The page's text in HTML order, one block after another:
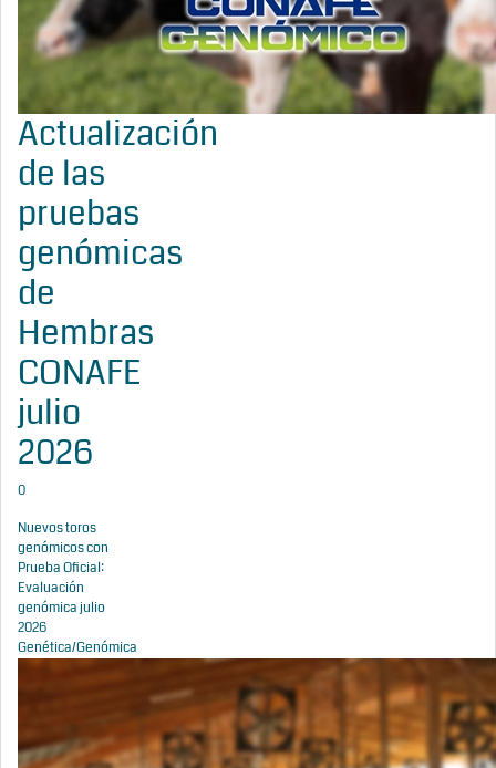
Actualización
de las
pruebas
genómicas
de
Hembras
CONAFE
julio
2026
0
Nuevos toros
genómicos con
Prueba Oficial:
Evaluación
genómica julio
2026
Genética/Genómica